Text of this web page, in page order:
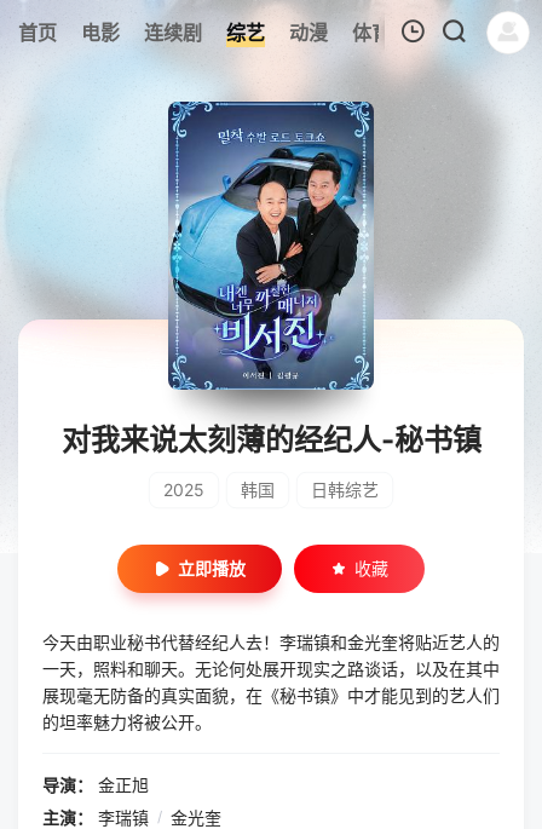
首页 电影 连续剧 综艺 动漫 体育 今日更新
314
热
暂无观看影片的记录
对我来说太刻薄的经纪人-秘书镇
2025 韩国 日韩综艺
立即播放 收藏
今天由职业秘书代替经纪人去！李瑞镇和金光奎将贴近艺人的
一天，照料和聊天。无论何处展开现实之路谈话，以及在其中
展现毫无防备的真实面貌，在《秘书镇》中才能见到的艺人们
的坦率魅力将被公开。
导演：
金正旭
主演：
李瑞镇 / 金光奎